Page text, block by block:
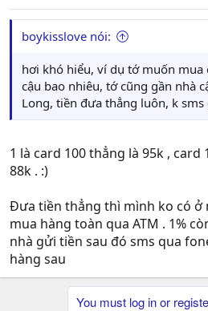
boykisslove nói:
hơi khó hiểu, ví dụ tớ muốn mua
cậu bao nhiêu, tớ cũng gần nhà
Long, tiền đưa thẳng luôn, k
1 là card 100 thẳng là 95k , card
88k . :)
Đưa tiền thẳng thì mình ko có ở
mua hàng toàn qua ATM . 1%
nhà gửi tiền sau đó sms qua
hàng sau
You must log in or